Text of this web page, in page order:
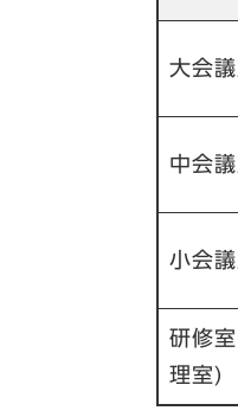
大会
中会
小会
研修
理室)